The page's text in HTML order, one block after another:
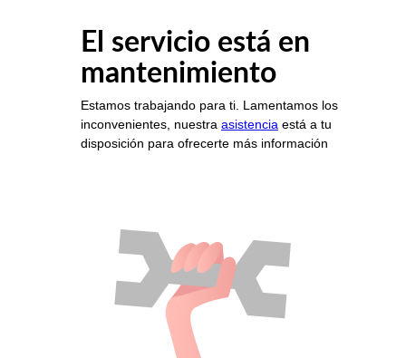
El servicio está en
mantenimiento
Estamos trabajando para ti. Lamentamos los
inconvenientes, nuestra asistencia está a tu
disposición para ofrecerte más información